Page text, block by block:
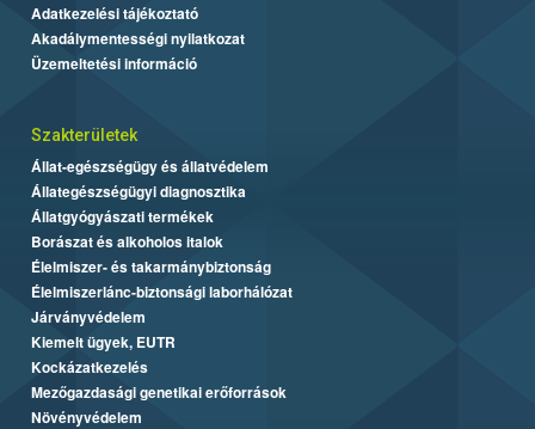
Adatkezelési tájékoztató
Akadálymentességi nyilatkozat
Üzemeltetési információ
Szakterületek
Állat-egészségügy és állatvédelem
Állategészségügyi diagnosztika
Állatgyógyászati termékek
Borászat és alkoholos italok
Élelmiszer- és takarmánybiztonság
Élelmiszerlánc-biztonsági laborhálózat
Járványvédelem
Kiemelt ügyek, EUTR
Kockázatkezelés
Mezőgazdasági genetikai erőforrások
Növényvédelem